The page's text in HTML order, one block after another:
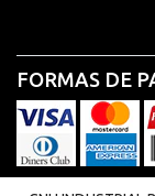
FORMAS DE